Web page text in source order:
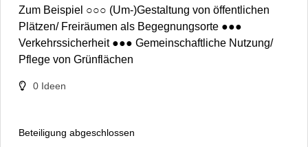
Zum Beispiel ○○○ (Um-)Gestaltung von öffentlichen
Plätzen/ Freiräumen als Begegnungsorte ●●●
Verkehrssicherheit ●●● Gemeinschaftliche Nutzung/
Pflege von Grünflächen
0 Ideen
Beteiligung abgeschlossen